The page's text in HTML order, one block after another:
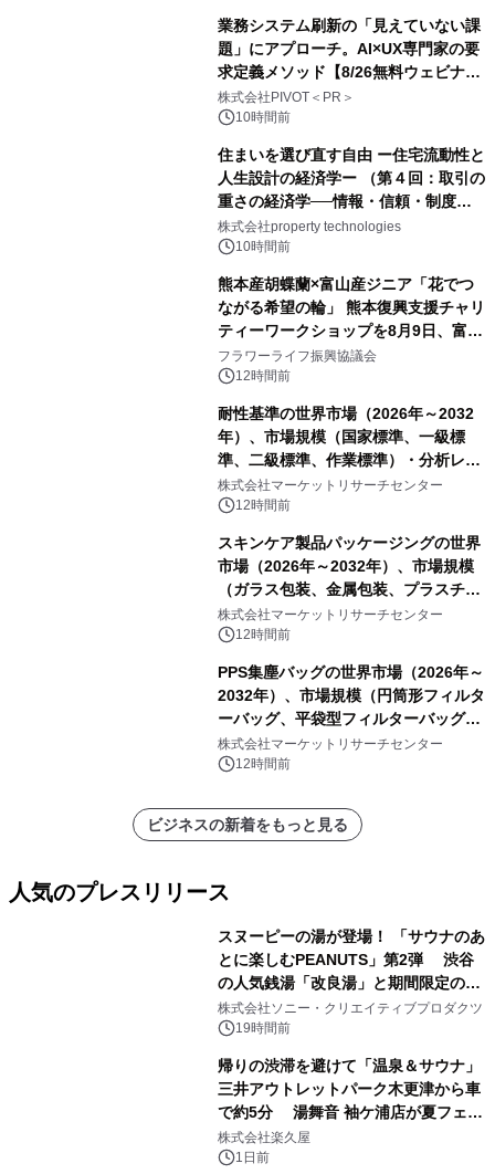
業務システム刷新の「見えていない課
題」にアプローチ。AI×UX専門家の要
求定義メソッド【8/26無料ウェビナ
ー】株式会社PIVOT
株式会社PIVOT＜PR＞
10時間前
住まいを選び直す自由 ー住宅流動性と
人生設計の経済学ー （第４回：取引の
重さの経済学──情報・信頼・制度を
PropTechはどう組み替えるか）｜
PropTech-Lab
株式会社property technologies
10時間前
熊本産胡蝶蘭×富山産ジニア「花でつ
ながる希望の輪」 熊本復興支援チャリ
ティーワークショップを8月9日、富
山・射水で開催
フラワーライフ振興協議会
12時間前
耐性基準の世界市場（2026年～2032
年）、市場規模（国家標準、一級標
準、二級標準、作業標準）・分析レポ
ートを発表
株式会社マーケットリサーチセンター
12時間前
スキンケア製品パッケージングの世界
市場（2026年～2032年）、市場規模
（ガラス包装、金属包装、プラスチッ
ク包装、その他）・分析レポートを発
表
株式会社マーケットリサーチセンター
12時間前
PPS集塵バッグの世界市場（2026年～
2032年）、市場規模（円筒形フィルタ
ーバッグ、平袋型フィルターバッグ、
プリーツフィルターバッグ、その
他）・分析レポートを発表
株式会社マーケットリサーチセンター
12時間前
ビジネスの新着をもっと見る
人気のプレスリリース
スヌーピーの湯が登場！ 「サウナのあ
とに楽しむPEANUTS」第2弾 渋谷
の人気銭湯「改良湯」と期間限定のコ
ラボレーション サウナイキタイコラ
ボグッズも発売決定！
株式会社ソニー・クリエイティブプロダクツ
19時間前
帰りの渋滞を避けて「温泉＆サウナ」
三井アウトレットパーク木更津から車
で約5分 湯舞音 袖ケ浦店が夏フェア
メニューを提供
株式会社楽久屋
1日前